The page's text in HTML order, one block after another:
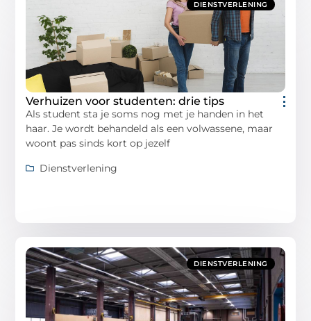
DIENSTVERLENING
Verhuizen voor studenten: drie tips
Als student sta je soms nog met je handen in het
haar. Je wordt behandeld als een volwassene, maar
woont pas sinds kort op jezelf
Dienstverlening
DIENSTVERLENING